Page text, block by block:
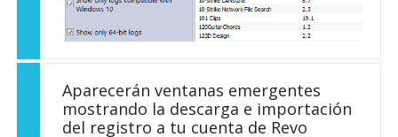
Aparecerán ventanas emergentes
mostrando la descarga e importación
del registro a tu cuenta de Revo